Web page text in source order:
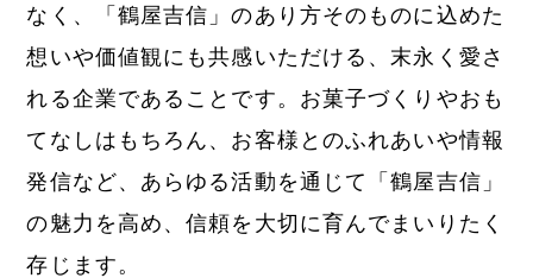
なく、「鶴屋吉信」のあり方そのものに込めた
想いや価値観にも共感いただける、末永く愛さ
れる企業であることです。お菓子づくりやおも
てなしはもちろん、お客様とのふれあいや情報
発信など、あらゆる活動を通じて「鶴屋吉信」
の魅力を高め、信頼を大切に育んでまいりたく
存じます。